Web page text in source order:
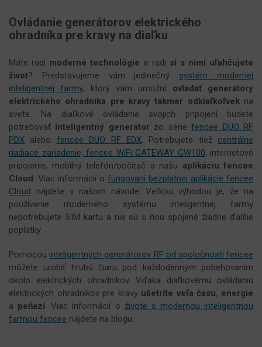
Ovládanie generátorov elektrického
ohradníka pre kravy na diaľku
Máte radi moderné technológie a radi si s nimi uľahčujete
život? Predstavujeme vám jedinečný systém modernej
inteligentnej farmy, ktorý vám umožní ovládať generátory
elektrického ohradníka pre kravy takmer odkiaľkoľvekna
svete. Na diaľkové ovládanie svojich pripojení budete
potrebovať inteligentný generátorzo sériefencee DUO RF
PDX alebo fencee DUO RF EDX. Potrebujete tiež centrálne
riadiace zariadenie, fencee WiFi GATEWAY GW100, internetové
pripojenie, mobilný telefón/počítač a našu aplikáciu fencee
Cloud. Viac informácií o fungovaní bezplatnej aplikácie fencee
Cloud nájdete v našom návode. Veľkou výhodou je, že na
používanie moderného systému inteligentnej farmy
nepotrebujete SIM kartu a nie sú s ňou spojené žiadne ďalšie
poplatky.
Pomocou inteligentných generátorov RF od spoločnosti fencee
môžete urobiť hrubú čiaru pod každodenným pobehovaním
okolo elektrických ohradníkov. Vďaka diaľkovému ovládaniu
elektrických ohradníkov pre kravy ušetríte veľa času, energie
a peňazí. Viac informácií o živote s modernou inteligentnou
farmou fencee nájdete na blogu.